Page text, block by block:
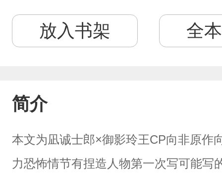
放入书架 全
简介
本文为凪诚士郎×御影玲王CP向非原作
力恐怖情节有捏造人物第一次写可能写